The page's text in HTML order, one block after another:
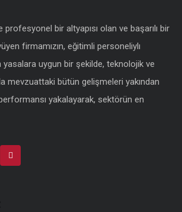
bir altyapısı olan ve başarılı bir
firmamızın, eğitimli personeliylı
uygun bir şekilde, teknolojik ve
mevzuattaki bütün gelişmeleri yakından
yakalayarak, sektörün en